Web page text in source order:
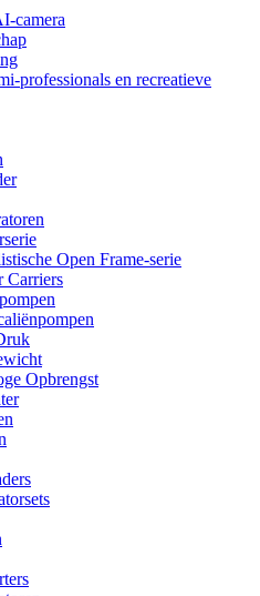
camera
professionals en recreatieve
Open Frame-serie
Carriers
Opbrengst